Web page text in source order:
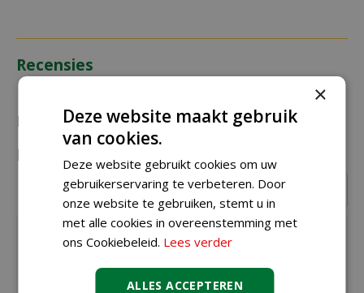
Recensies
Recensies over "Basic kerstverlichting LED rice
lights 480 klassiek warm"
Schrijf een recensie
Geschreven doorJohanuit Almere op
×
Deze website maakt gebruik
van cookies.
Deze website gebruikt cookies om uw
gebruikerservaring te verbeteren. Door
onze website te gebruiken, stemt u in
met alle cookies in overeenstemming met
ons Cookiebeleid. Lees verder
ALLES ACCEPTEREN